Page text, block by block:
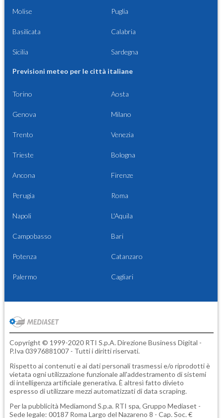
Molise Puglia
Basilicata Calabria
Sicilia Sardegna
Previsioni meteo per le città italiane
Torino Aosta
Genova Milano
Trento Venezia
Trieste Bologna
Ancona Firenze
Perugia Roma
Napoli L'Aquila
Campobasso Bari
Potenza Catanzaro
Palermo Cagliari
Copyright © 1999-2020 RTI S.p.A. Direzione Business Digital -
P.Iva 03976881007 - Tutti i diritti riservati.
Rispetto ai contenuti e ai dati personali trasmessi e/o riprodotti è
vietata ogni utilizzazione funzionale all'addestramento di sistemi
di intelligenza artificiale generativa. È altresì fatto divieto
espresso di utilizzare mezzi automatizzati di data scraping.
Per la pubblicità Mediamond S.p.a. RTI spa, Gruppo Mediaset -
Sede legale: 00187 Roma Largo del Nazareno 8 - Cap. Soc. €